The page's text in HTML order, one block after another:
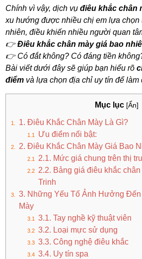
Chính vì vậy, dịch vụđiêu khắc chân
xu hướng được nhiều chị em lựa chọn
nhiên, điều khiến nhiều người quan
👉Điêu khắc chân mày giá bao
👉 Có đắt không? Có đáng tiền
Bài viết dưới đây sẽ giúp bạn hiểu rõ
điểm và lựa chọn địa chỉ uy tín để làm
Mục lục [Ẩn]
1. Điêu Khắc Chân Mày Là Gì?
Ưu điểm nổi bật:
2. Điêu Khắc Chân Mày Giá Bao
2.1. Mức giá chung trên thị
2.2. Bảng giá điêu khắc
Trinh
3. Những Yếu Tố Ảnh Hưởng
Mày
3.1. Tay nghề kỹ thuật viên
3.2. Loại mực sử dụng
3.3. Công nghệ điêu khắc
3.4. Uy tín spa